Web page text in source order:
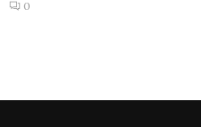
0